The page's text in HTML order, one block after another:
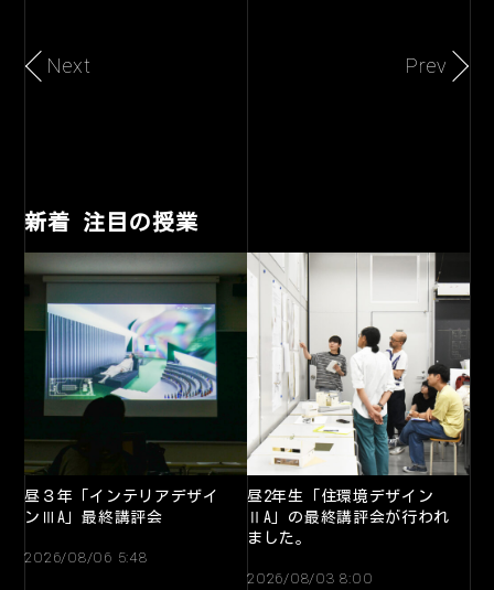
Next Prev
新着 注目の授業
昼３年「インテリアデザイ
ンⅢA」最終講評会
2026/08/06 5:48
昼2年生「住環境デザイン
ⅡA」の最終講評会が行われ
ました。
2026/08/03 8:00